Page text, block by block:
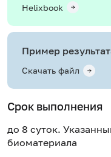
Helixbook
Пример
Скачать файл
Срок выполнения
до 8 суток.
биоматериала